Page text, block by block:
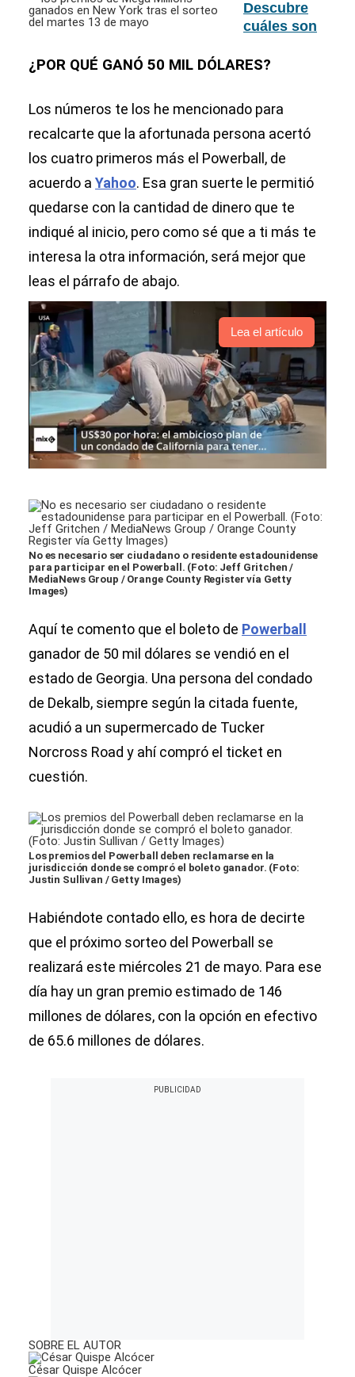
Descubre
cuáles son
de Mega
New York
tras el
sorteo del
de mayo
¿POR QUÉ GANÓ 50 MIL DÓLARES?
Los números te los he mencionado para
recalcarte que la afortunada persona acertó
los cuatro primeros más el Powerball, de
acuerdo a Yahoo. Esa gran suerte le permitió
quedarse con la cantidad de dinero que te
indiqué al inicio, pero como sé que a ti más te
interesa la otra información, será mejor que
leas el párrafo de abajo.
Lea el artículo
No es necesario ser ciudadano o residente estadounidense
para participar en el Powerball. (Foto: Jeff Gritchen /
MediaNews Group / Orange County Register vía Getty
Images)
Aquí te comento que el boleto de Powerball
ganador de 50 mil dólares se vendió en el
estado de Georgia. Una persona del condado
de Dekalb, siempre según la citada fuente,
acudió a un supermercado de Tucker
Norcross Road y ahí compró el ticket en
cuestión.
Los premios del Powerball deben reclamarse en la
jurisdicción donde se compró el boleto ganador. (Foto:
Justin Sullivan / Getty Images)
Habiéndote contado ello, es hora de decirte
que el próximo sorteo del Powerball se
realizará este miércoles 21 de mayo. Para ese
día hay un gran premio estimado de 146
millones de dólares, con la opción en efectivo
de 65.6 millones de dólares.
SOBRE EL AUTOR
César Quispe Alcócer